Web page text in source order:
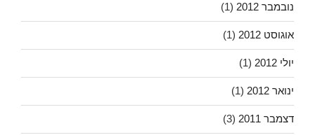
נובמבר 2012 (1)
אוגוסט 2012 (1)
יולי 2012 (1)
ינואר 2012 (1)
דצמבר 2011 (3)